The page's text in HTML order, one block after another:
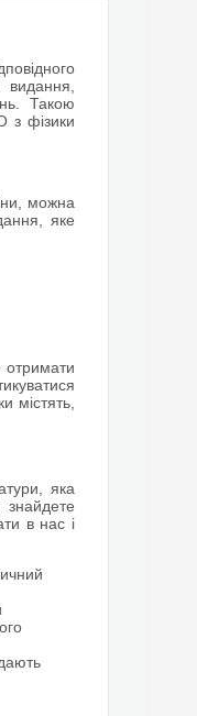
Такою
з фізики
можна
яке
отримати
містять,
яка
в нас і